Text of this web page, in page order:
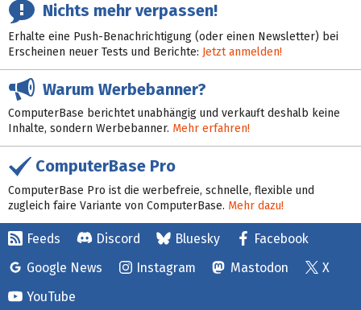
Nichts mehr verpassen!
Erhalte eine Push-Benachrichtigung (oder einen Newsletter) bei
Erscheinen neuer Tests und Berichte: Jetzt anmelden!
Warum Werbebanner?
ComputerBase berichtet unabhängig und verkauft deshalb keine
Inhalte, sondern Werbebanner. Mehr erfahren!
ComputerBase Pro
ComputerBase Pro ist die werbefreie, schnelle, flexible und
zugleich faire Variante von ComputerBase. Mehr dazu!
Feeds Discord Bluesky
Facebook
Google News
Instagram Mastodon
X
YouTube